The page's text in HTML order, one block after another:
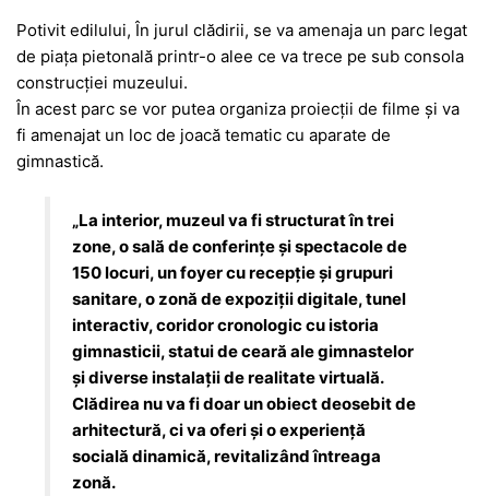
Potivit edilului, În jurul clădirii, se va amenaja un parc legat
de piața pietonală printr-o alee ce va trece pe sub consola
construcției muzeului.
În acest parc se vor putea organiza proiecții de filme și va
fi amenajat un loc de joacă tematic cu aparate de
gimnastică.
„La interior, muzeul va fi structurat în trei
zone, o sală de conferințe și spectacole de
150 locuri, un foyer cu recepție și grupuri
sanitare, o zonă de expoziții digitale, tunel
interactiv, coridor cronologic cu istoria
gimnasticii, statui de ceară ale gimnastelor
și diverse instalații de realitate virtuală.
Clădirea nu va fi doar un obiect deosebit de
arhitectură, ci va oferi și o experiență
socială dinamică, revitalizând întreaga
zonă.